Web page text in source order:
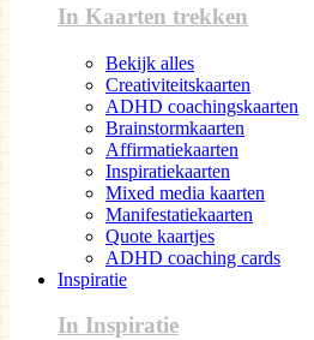
In Kaarten trekken
Bekijk alles
Creativiteitskaarten
ADHD coachingskaarten
Brainstormkaarten
Affirmatiekaarten
Inspiratiekaarten
Mixed media kaarten
Manifestatiekaarten
Quote kaartjes
ADHD coaching cards
Inspiratie
In Inspiratie